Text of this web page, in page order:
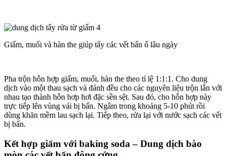
Giấm, muối và hàn the giúp tẩy các vết bẩn ố lâu ngày
Pha trộn hỗn hợp giấm, muối, hàn the theo tỉ lệ 1:1:1. Cho dung
dịch vào một thau sạch và đánh đều cho các nguyên liệu trộn lẫn với
nhau tạo thành hỗn hơp hơi đặc sền sệt. Sau đó, cho hỗn hợp này
trực tiếp lên vùng vải bị bẩn. Ngâm trong khoảng 5-10 phút rồi
dùng khăn mềm lau sạch lại. Tiếp theo, rửa lại với nước sạch các vết
bị bẩn.
Kết hợp giấm với baking soda – Dung dịch bào